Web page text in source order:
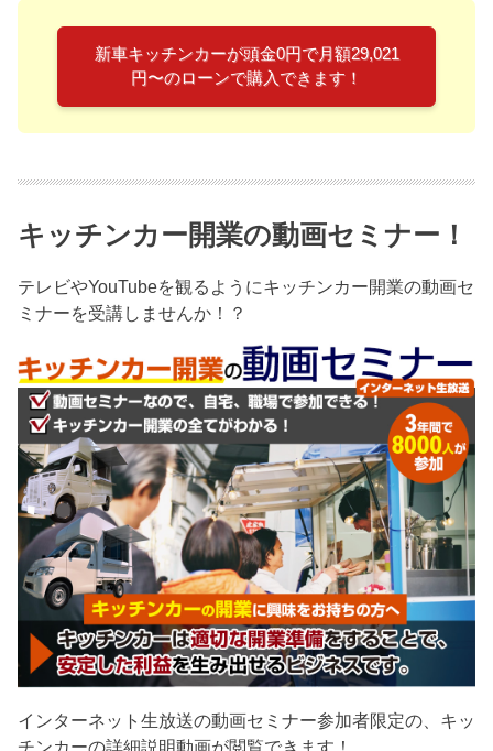
新車キッチンカーが頭金0円で月額29,021
円〜のローンで購入できます！
キッチンカー開業の動画セミナー！
テレビやYouTubeを観るようにキッチンカー開業の動画セ
ミナーを受講しませんか！？
インターネット生放送の動画セミナー参加者限定の、キッ
チンカーの詳細説明動画が閲覧できます！